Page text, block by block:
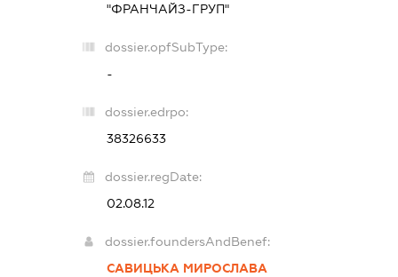
"ФРАНЧАЙЗ-ГРУП"
dossier.opfSubType:
-
dossier.edrpo:
38326633
dossier.regDate:
02.08.12
dossier.foundersAndBenef:
САВИЦЬКА МИРОСЛАВА